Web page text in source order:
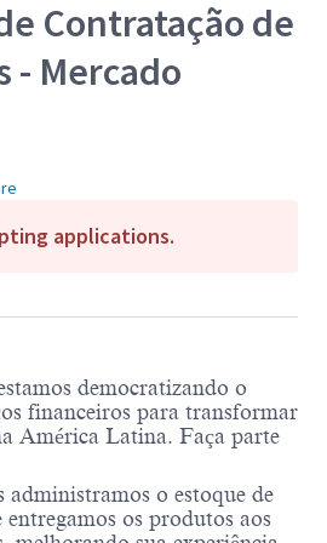
Contratação de
- Mercado
applications.
democratizando o
financeiros para transformar
América Latina. Faça parte
o estoque de
entregamos os produtos aos